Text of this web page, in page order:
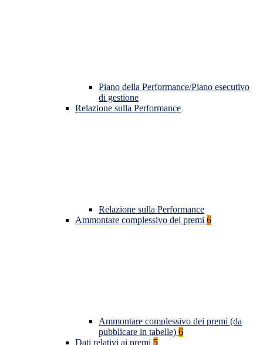
Piano della Performance/Piano esecutivo
di gestione
Relazione sulla Performance
Relazione sulla Performance
Ammontare complessivo dei premi 6
Ammontare complessivo dei premi (da
pubblicare in tabelle) 6
Dati relativi ai premi 5